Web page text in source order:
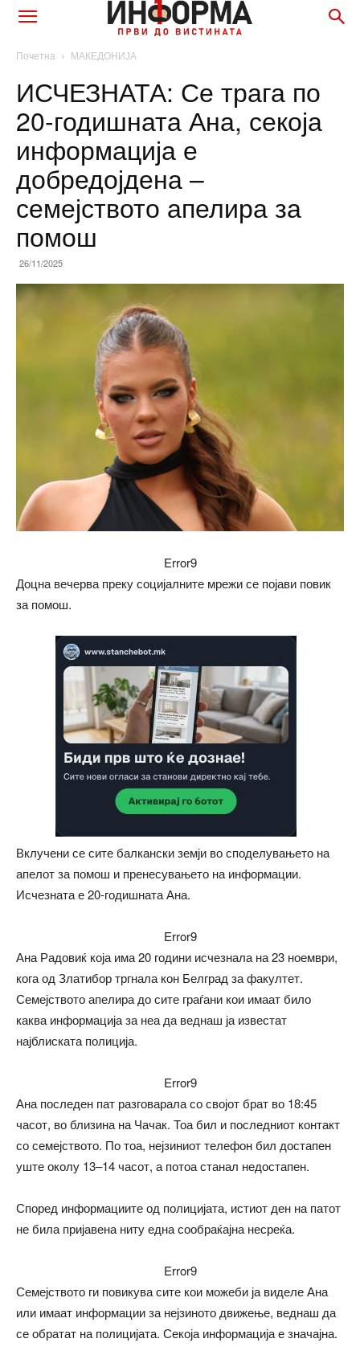
Почетна МАКЕДОНИЈА
ИСЧЕЗНАТА: Се трага по
20-годишната Ана, секоја
информација е
добредојдена –
семејството апелира за
помош
26/11/2025
Error9
Доцна вечерва преку социјалните мрежи се појави повик
за помош.
Вклучени се сите балкански земји во споделувањето на
апелот за помош и пренесувањето на информации.
Исчезната е 20-годишната Ана.
Error9
Ана Радовиќ која има 20 години исчезнала на 23 ноември,
кога од Златибор тргнала кон Белград за факултет.
Семејството апелира до сите граѓани кои имаат било
каква информација за неа да веднаш ја известат
најблиската полиција.
Error9
Ана последен пат разговарала со својот брат во 18:45
часот, во близина на Чачак. Тоа бил и последниот контакт
со семејството. По тоа, нејзиниот телефон бил достапен
уште околу 13–14 часот, а потоа станал недостапен.
Според информациите од полицијата, истиот ден на патот
не била пријавена ниту една сообраќајна несреќа.
Error9
Семејството ги повикува сите кои можеби ја виделе Ана
или имаат информации за нејзиното движење, веднаш да
се обратат на полицијата. Секоја информација е значајна.